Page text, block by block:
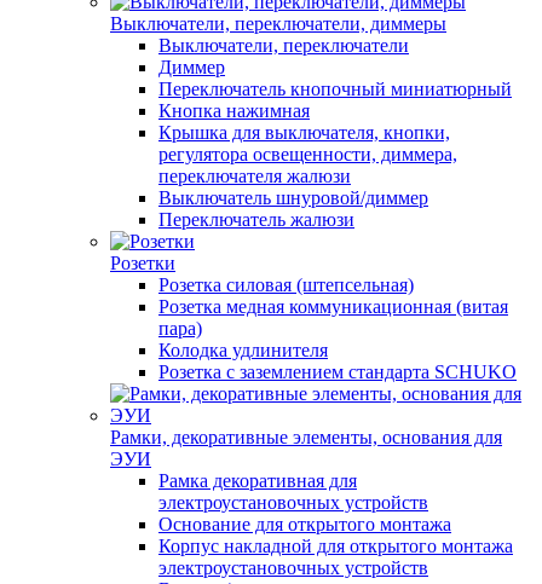
Выключатели, переключатели, диммеры
Выключатели, переключатели
Диммер
Переключатель кнопочный миниатюрный
Кнопка нажимная
Крышка для выключателя, кнопки,
регулятора освещенности, диммера,
переключателя жалюзи
Выключатель шнуровой/диммер
Переключатель жалюзи
Розетки
Розетка силовая (штепсельная)
Розетка медная коммуникационная (витая
пара)
Колодка удлинителя
Розетка с заземлением стандарта SCHUKO
Рамки, декоративные элементы, основания для
ЭУИ
Рамка декоративная для
электроустановочных устройств
Основание для открытого монтажа
Корпус накладной для открытого монтажа
электроустановочных устройств